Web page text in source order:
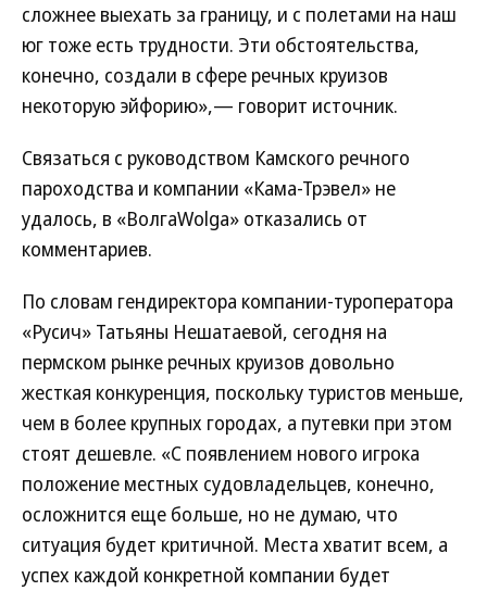
сложнее выехать за границу, и с полетами на наш
юг тоже есть трудности. Эти обстоятельства,
конечно, создали в сфере речных круизов
некоторую эйфорию»,— говорит источник.
Связаться с руководством Камского речного
пароходства и компании «Кама-Трэвел» не
удалось, в «ВолгаWolga» отказались от
комментариев.
По словам гендиректора компании-туроператора
«Русич» Татьяны Нешатаевой, сегодня на
пермском рынке речных круизов довольно
жесткая конкуренция, поскольку туристов меньше,
чем в более крупных городах, а путевки при этом
стоят дешевле. «С появлением нового игрока
положение местных судовладельцев, конечно,
осложнится еще больше, но не думаю, что
ситуация будет критичной. Места хватит всем, а
успех каждой конкретной компании будет